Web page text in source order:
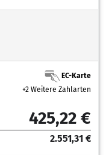
EC-Karte
+2 Weitere Zahlarten
425,22 €
2.551,31 €